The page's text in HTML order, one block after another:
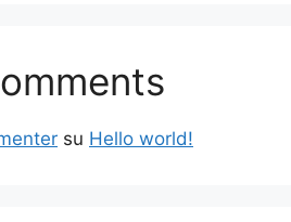
su Hello world!